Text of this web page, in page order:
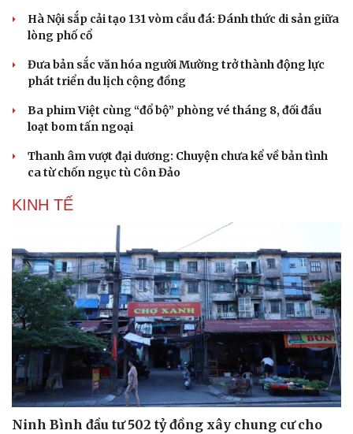
Hà Nội sắp cải tạo 131 vòm cầu đá: Đánh thức di sản giữa
lòng phố cổ
Đưa bản sắc văn hóa người Mường trở thành động lực
phát triển du lịch cộng đồng
Ba phim Việt cùng “đổ bộ” phòng vé tháng 8, đối đầu
loạt bom tấn ngoại
Thanh âm vượt đại dương: Chuyện chưa kể về bản tình
ca từ chốn ngục tù Côn Đảo
KINH TẾ
Ninh Bình đầu tư 502 tỷ đồng xây chung cư cho